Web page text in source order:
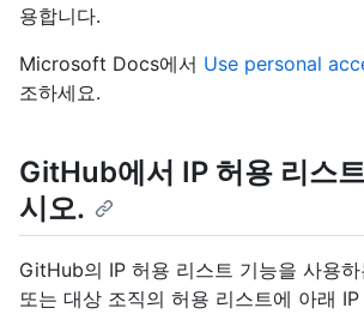
용합니다.
Microsoft Docs에서 Use personal
조하세요.
GitHub에서 IP 허용 리스
시오.
GitHub의 IP 허용 리스트 기능을 사용
또는 대상 조직의 허용 리스트에 아래